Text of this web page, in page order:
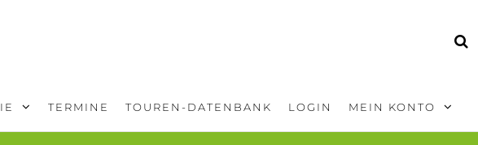
TERMINE TOUREN-DATENBANK LOGIN MEIN KONTO